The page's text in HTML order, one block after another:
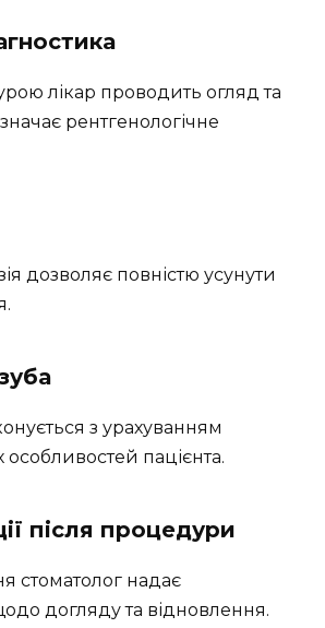
лікар проводить огляд та
рентгенологічне
дозволяє повністю усунути
з урахуванням
особливостей пацієнта.
після процедури
стоматолог надає
догляду та відновлення.